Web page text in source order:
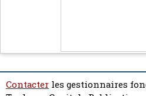
Contacter les gestionnaires